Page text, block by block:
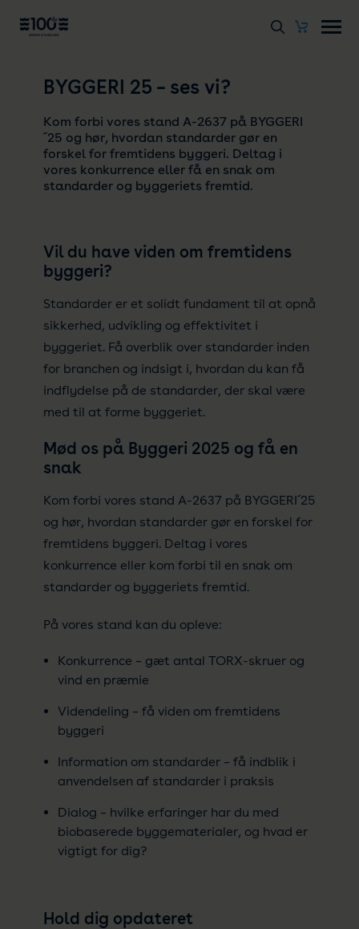
BYGGERI 25 – ses vi?
Kom forbi vores stand A-2637 på BYGGERI
´25 og hør, hvordan standarder gør en
forskel for fremtidens byggeri. Deltag i
vores konkurrence eller få en snak om
standarder og byggeriets fremtid.
Vil du have viden om fremtidens
byggeri?
Standarder er et solidt fundament til at opnå
sikkerhed, udvikling og effektivitet i
byggeriet. Få overblik over standarder inden
for branchen og indsigt i, hvordan du kan få
indflydelse på de standarder, der skal være
med til at forme byggeriet.
Mød os på Byggeri 2025 og få en
snak
Kom forbi vores stand A-2637 på BYGGERI´25
og hør, hvordan standarder gør en forskel for
fremtidens byggeri. Deltag i vores
konkurrence eller kom forbi til en snak om
standarder og byggeriets fremtid.
På vores stand kan du opleve:
Konkurrence – gæt antal TORX-skruer og
vind en præmie
Videndeling – få viden om fremtidens
byggeri
Information om standarder – få indblik i
anvendelsen af standarder i praksis
Dialog – hvilke erfaringer har du med
biobaserede byggematerialer, og hvad er
vigtigt for dig?
Hold dig opdateret